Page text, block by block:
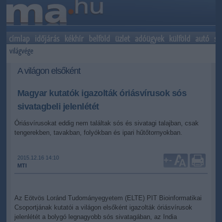
címlap időjárás kékhír belföld üzlet adóügyek külföld autó
világvége
A világon elsőként
Magyar kutatók igazolták óriásvírusok sós
sivatagbeli jelenlétét
Óriásvírusokat eddig nem találtak sós és sivatagi talajban, csak
tengerekben, tavakban, folyókban és ipari hűtőtornyokban.
2015.12.16 14:10
MTI
+-
Az Eötvös Loránd Tudományegyetem (ELTE) PIT Bioinformatikai
Csoportjának kutatói a világon elsőként igazolták óriásvírusok
jelenlétét a bolygó legnagyobb sós sivatagában, az India